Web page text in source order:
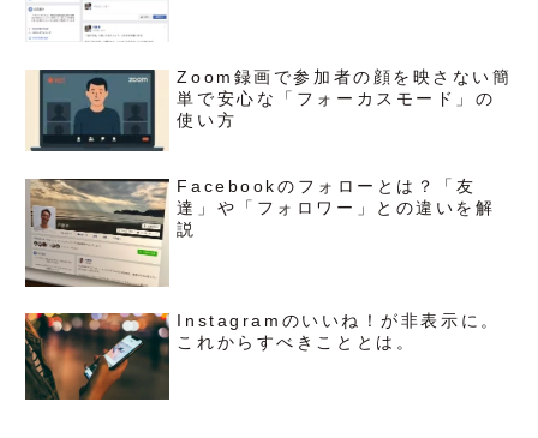
Zoom録画で参加者の顔を映さない簡
単で安心な「フォーカスモード」の
使い方
Facebookのフォローとは？「友
達」や「フォロワー」との違いを解
説
Instagramのいいね！が非表示に。
これからすべきこととは。